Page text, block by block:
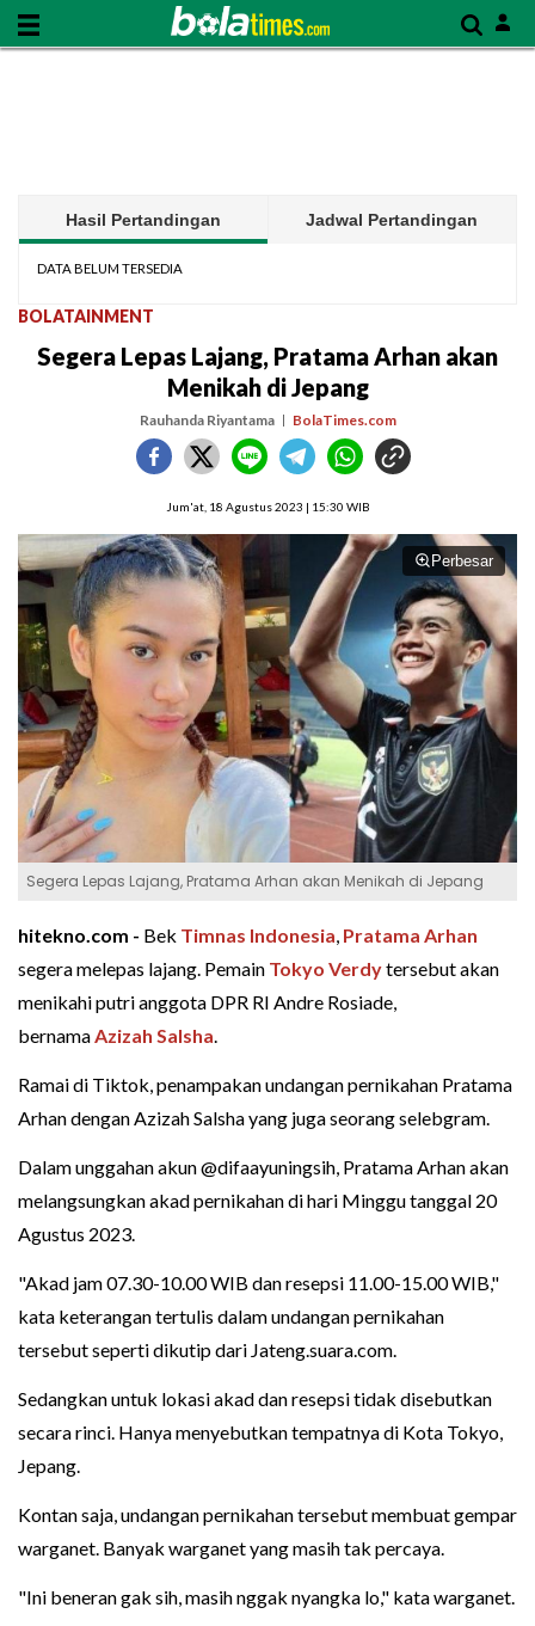
Hasil Pertandingan Jadwal Pertandingan
DATA BELUM TERSEDIA
BOLATAINMENT
Segera Lepas Lajang, Pratama Arhan akan
Menikah di Jepang
Rauhanda Riyantama BolaTimes.com
Jum'at, 18 Agustus 2023 | 15:30 WIB
Perbesar
Segera Lepas Lajang, Pratama Arhan akan Menikah di Jepang
hitekno.com - Bek Timnas Indonesia, Pratama Arhan
segera melepas lajang. Pemain Tokyo Verdytersebut akan
menikahi putri anggota DPR RI Andre Rosiade,
bernamaAzizah Salsha.
Ramai di Tiktok, penampakan undangan pernikahan Pratama
Arhan dengan Azizah Salsha yang juga seorang selebgram.
Dalam unggahan akun @difaayuningsih, Pratama Arhan akan
melangsungkan akad pernikahan di hari Minggu tanggal 20
Agustus 2023.
"Akad jam 07.30-10.00 WIB dan resepsi 11.00-15.00 WIB,"
kata keterangan tertulis dalam undangan pernikahan
tersebut seperti dikutip dari Jateng.suara.com.
Sedangkan untuk lokasi akad dan resepsi tidak disebutkan
secara rinci. Hanya menyebutkan tempatnya di Kota Tokyo,
Jepang.
Kontan saja, undangan pernikahan tersebut membuat gempar
warganet. Banyak warganet yang masih tak percaya.
"Ini beneran gak sih, masih nggak nyangka lo," kata warganet.